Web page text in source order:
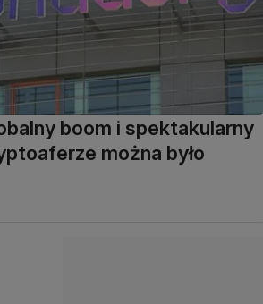
boom i spektakularny
można było